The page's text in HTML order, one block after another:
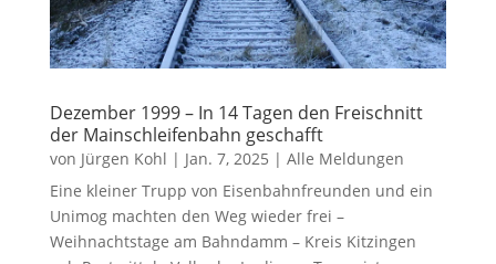
Dezember 1999 – In 14 Tagen den Freischnitt
der Mainschleifenbahn geschafft
von Jürgen Kohl | Jan. 7, 2025 | Alle Meldungen
Eine kleiner Trupp von Eisenbahnfreunden und ein
Unimog machten den Weg wieder frei –
Weihnachtstage am Bahndamm – Kreis Kitzingen